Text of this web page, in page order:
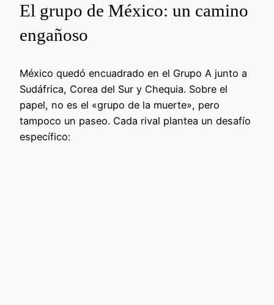
El grupo de México: un camino
engañoso
México quedó encuadrado en el Grupo A junto a
Sudáfrica, Corea del Sur y Chequia. Sobre el
papel, no es el «grupo de la muerte», pero
tampoco un paseo. Cada rival plantea un desafío
específico: